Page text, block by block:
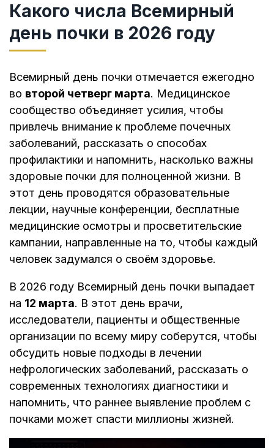
Какого числа Всемирный
день почки в 2026 году
Всемирный день почки отмечается ежегодно
во второй четверг марта. Медицинское
сообщество объединяет усилия, чтобы
привлечь внимание к проблеме почечных
заболеваний, рассказать о способах
профилактики и напомнить, насколько важны
здоровые почки для полноценной жизни. В
этот день проводятся образовательные
лекции, научные конференции, бесплатные
медицинские осмотры и просветительские
кампании, направленные на то, чтобы каждый
человек задумался о своём здоровье.
В 2026 году Всемирный день почки выпадает
на 12 марта. В этот день врачи,
исследователи, пациенты и общественные
организации по всему миру соберутся, чтобы
обсудить новые подходы в лечении
нефрологических заболеваний, рассказать о
современных технологиях диагностики и
напомнить, что раннее выявление проблем с
почками может спасти миллионы жизней.